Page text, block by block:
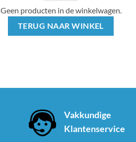
Geen producten in de winkelwagen.
TERUG NAAR WINKEL
Vakkundige
Klantenservice